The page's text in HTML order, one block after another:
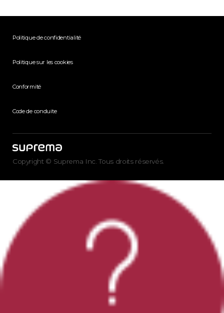
Politique de confidentialité
Politique sur les cookies
Conformité
Code de conduite
Copyright © Suprema Inc. Tous droits réservés.